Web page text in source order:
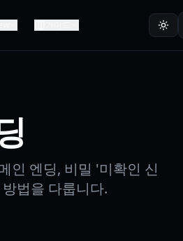
인 엔딩, 비밀 '미확인 신
법을 다룹니다.